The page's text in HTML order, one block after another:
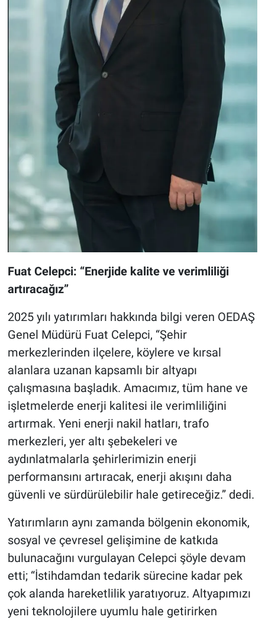
Fuat Celepci: “Enerjide kalite ve verimliliği
artıracağız”
2025 yılı yatırımları hakkında bilgi veren OEDAŞ
Genel Müdürü Fuat Celepci, “Şehir
merkezlerinden ilçelere, köylere ve kırsal
alanlara uzanan kapsamlı bir altyapı
çalışmasına başladık. Amacımız, tüm hane ve
işletmelerde enerji kalitesi ile verimliliğini
artırmak. Yeni enerji nakil hatları, trafo
merkezleri, yer altı şebekeleri ve
aydınlatmalarla şehirlerimizin enerji
performansını artıracak, enerji akışını daha
güvenli ve sürdürülebilir hale getireceğiz.” dedi.
Yatırımların aynı zamanda bölgenin ekonomik,
sosyal ve çevresel gelişimine de katkıda
bulunacağını vurgulayan Celepci şöyle devam
etti; “İstihdamdan tedarik sürecine kadar pek
çok alanda hareketlilik yaratıyoruz. Altyapımızı
yeni teknolojilere uyumlu hale getirirken